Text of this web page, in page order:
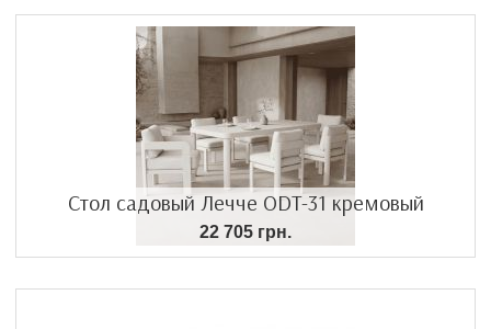
Стол садовый Лечче ODT-31 кремовый
22 705 грн.